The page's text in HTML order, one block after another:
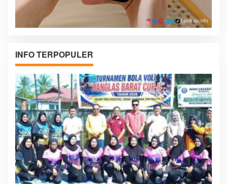
INFO TERPOPULER